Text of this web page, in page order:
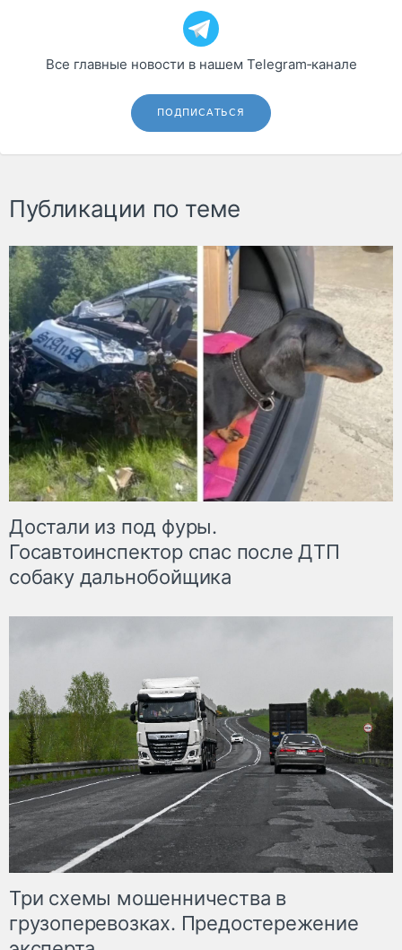
Все главные новости в нашем Telegram‑канале
ПОДПИСАТЬСЯ
Публикации по теме
Достали из под фуры.
Госавтоинспектор спас после ДТП
собаку дальнобойщика
Три схемы мошенничества в
грузоперевозках. Предостережение